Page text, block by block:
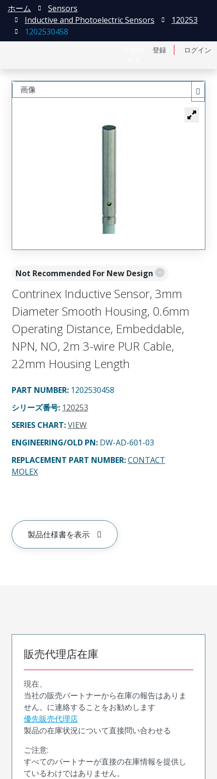
登録 ログイン
ホーム
Sensors
Inductive and Photoelectric Sensors
120253
1202530458
Not Recommended For New Design
Contrinex Inductive Sensor, 3mm
Diameter Smooth Housing, 0.6mm
Operating Distance, Embeddable,
NPN, NO, 2m 3-wire PUR Cable,
22mm Housing Length
PART NUMBER: 1202530458
シリーズ番号: 120253
SERIES CHART:VIEW
ENGINEERING/OLD PN: DW-AD-601-03
REPLACEMENT PART NUMBER:CONTACT
MOLEX
製品仕様書を表示
画像
販売代理店在庫
現在、
当社の販売パートナーから在庫の報告はありま
せん。に連絡することをお勧めします
優先販売代理店
製品の在庫状況について直接問い合わせる
ご注意:
すべてのパートナーが直接の在庫情報を提供し
ているわけではありません。